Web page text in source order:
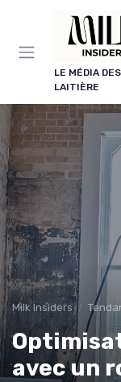
LE MÉDIA
LAITIÈRE
Milk Insiders
avec un